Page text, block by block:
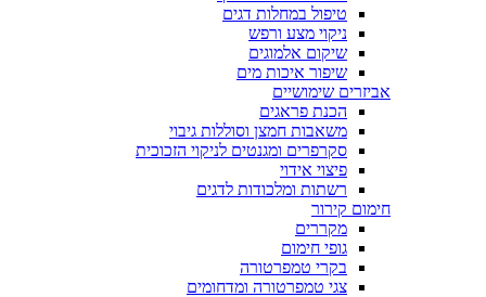
טיפול במחלות דגים
ניקוי מצע ורפש
שיקום אלמוגים
שיפור איכות מים
אביזרים שימושיים
הכנת פראגים
משאבות חמצן וסוללות גיבוי
סקרפרים ומגנטים לניקוי הזכוכית
פיצוי אידוי
רשתות ומלכודות לדגים
חימום קירור
מקררים
גופי חימום
בקרי טמפרטורה
צגי טמפרטורה ומדחומים